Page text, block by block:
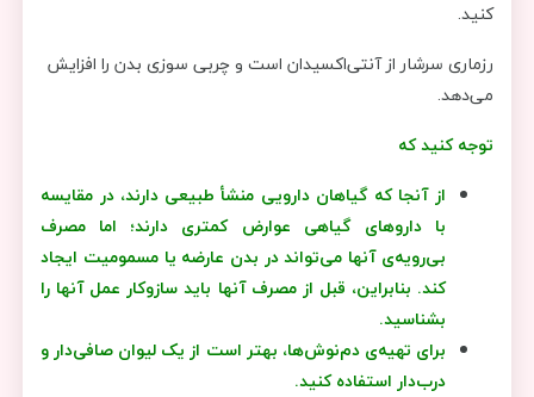
کنید.
رزماری سرشار از آنتی‌اکسیدان است و چربی سوزی بدن را افزایش
می‌دهد.
توجه کنید که
از آنجا که گیاهان دارویی منشأ طبیعی دارند، در مقایسه
با داروهای گیاهی عوارض کمتری دارند؛ اما مصرف
بی‌رویه‌ی آنها می‌تواند در بدن عارضه یا مسمومیت ایجاد
کند. بنابراین، قبل از مصرف آنها باید سازوکار عمل آنها را
بشناسید.
برای تهیه‌ی دم‌نوش‌ها، بهتر است از یک لیوان صافی‌دار و
درب‌دار استفاده کنید.